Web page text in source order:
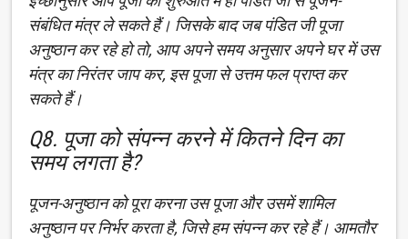
संबंधित मंत्र ले सकते हैं। जिसके बाद जब पंडित जी पूजा
अनुष्ठान कर रहे हो तो, आप अपने समय अनुसार अपने घर में उस
मंत्र का निरंतर जाप कर, इस पूजा से उत्तम फल प्राप्त कर
सकते हैं।
Q8. पूजा को संपन्न करने में कितने दिन का
समय लगता है?
पूजन-अनुष्ठान को पूरा करना उस पूजा और उसमें शामिल
अनुष्ठान पर निर्भर करता है, जिसे हम संपन्न कर रहे हैं। आमतौर